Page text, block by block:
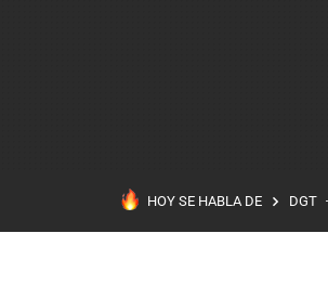
HOY SE HABLA DE DGT